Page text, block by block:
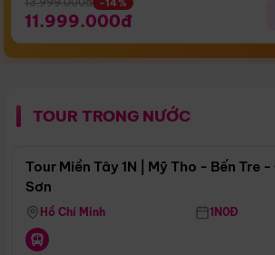
-14%
11.999.000đ
TOUR TRONG NƯỚC
Tour Miền Tây 1N | Mỹ Tho - Bến Tre
Sơn
Hồ Chí Minh 1N0Đ